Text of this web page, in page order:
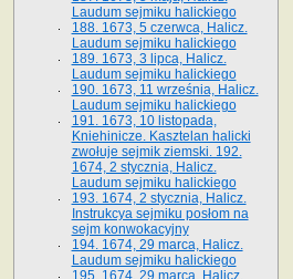
Laudum sejmiku halickiego
188. 1673, 5 czerwca, Halicz.
Laudum sejmiku halickiego
189. 1673, 3 lipca, Halicz.
Laudum sejmiku halickiego
190. 1673, 11 września, Halicz.
Laudum sejmiku halickiego
191. 1673, 10 listopada,
Kniehinicze. Kasztelan halicki
zwołuje sejmik ziemski. 192.
1674, 2 stycznia, Halicz.
Laudum sejmiku halickiego
193. 1674, 2 stycznia, Halicz.
Instrukcya sejmiku posłom na
sejm konwokacyjny
194. 1674, 29 marca, Halicz.
Laudum sejmiku halickiego
195. 1674, 29 marca, Halicz.